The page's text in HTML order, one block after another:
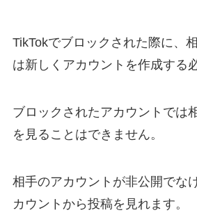
TikTokでブロックされた際に、
は新しくアカウントを作成する
ブロックされたアカウントでは
を見ることはできません。
相手のアカウントが非公開でな
カウントから投稿を見れます。